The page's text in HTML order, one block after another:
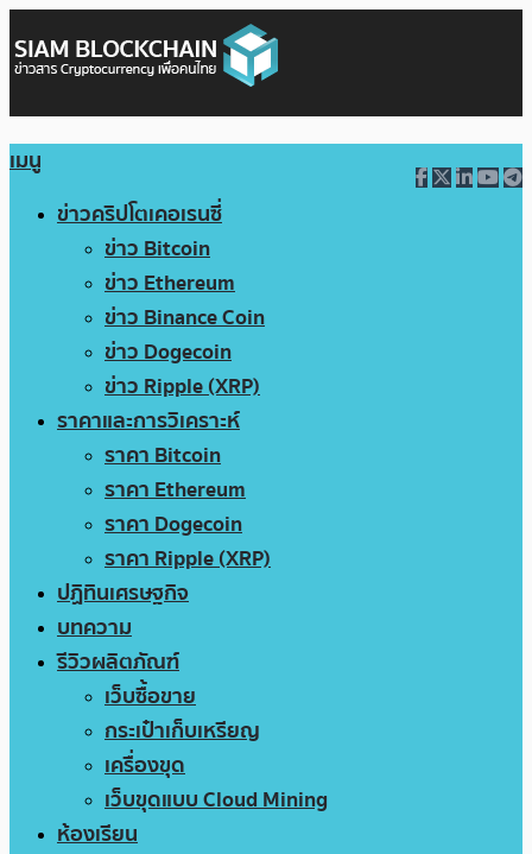
เมนู
ข่าวคริปโตเคอเรนซี่
ข่าว Bitcoin
ข่าว Ethereum
ข่าว Binance Coin
ข่าว Dogecoin
ข่าว Ripple (XRP)
ราคาและการวิเคราะห์
ราคา Bitcoin
ราคา Ethereum
ราคา Dogecoin
ราคา Ripple (XRP)
ปฏิทินเศรษฐกิจ
บทความ
รีวิวผลิตภัณฑ์
เว็บซื้อขาย
กระเป๋าเก็บเหรียญ
เครื่องขุด
เว็บขุดแบบ Cloud Mining
ห้องเรียน